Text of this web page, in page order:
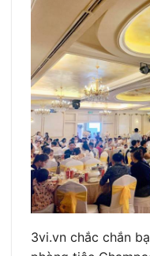
3vi.vn chắc chắn